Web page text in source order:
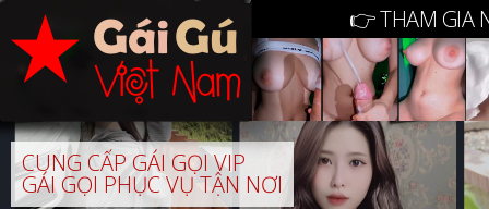
👉 THAM GIA
CUNG CẤP GÁI GỌI VIP
GÁI GỌI PHỤC VỤ TẬN NƠI